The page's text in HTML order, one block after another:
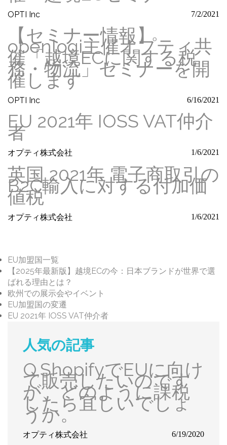
OPTI Inc 7/2/2021
【セミナー情報】
openlogi主催オプティ共
催「越境ECに関する税
務・物流」セミナーを開
催します
OPTI Inc 6/16/2021
EU 2021年 IOSS VAT仲介
者
オプティ株式会社 1/6/2021
英国 2021年 電子商取引の
B2C輸入に対する付加価
値税
オプティ株式会社 1/6/2021
EU加盟国一覧
【2025年最新版】越境ECの今：日本ブランドが世界で選
ばれる理由とは？
欧州での展示会やイベント
EU加盟国の変遷
EU 2021年 IOSS VAT仲介者
人気の記事
Q,ShopifyでEUに向け
て販売したいのです
が、どのように課税
したら宜しいでしょ
うか。
オプティ株式会社 6/19/2020